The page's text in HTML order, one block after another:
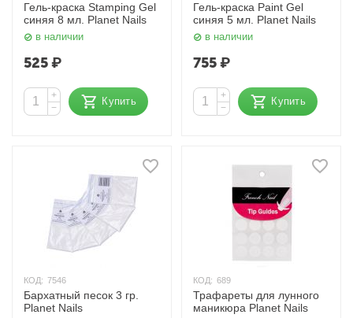
Гель-краска Stamping Gel
синяя 8 мл. Planet Nails
в наличии
525₽
+
−
Купить
Гель-краска Paint Gel
синяя 5 мл. Planet Nails
в наличии
755₽
+
−
Купить
КОД: 7546
Бархатный песок 3 гр.
Planet Nails
КОД: 689
Трафареты для лунного
маникюра Planet Nails